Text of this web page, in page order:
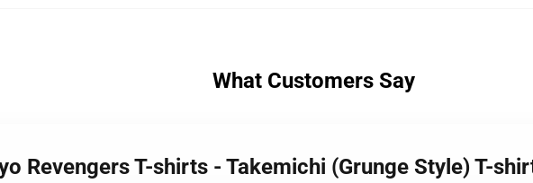
What Customers Say
Revengers T-shirts - Takemichi (Grunge Style) T-